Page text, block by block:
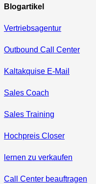
Blogartikel
Vertriebsagentur
Outbound Call Center
Kaltakquise E-Mail
Sales Coach
Sales Training
Hochpreis Closer
lernen zu verkaufen
Call Center beauftragen